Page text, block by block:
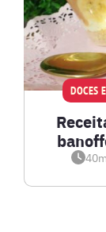
DOCES